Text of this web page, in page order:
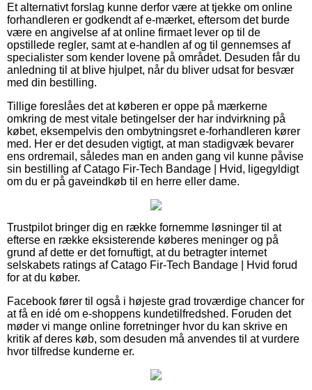
Et alternativt forslag kunne derfor være at tjekke om online
forhandleren er godkendt af e-mærket, eftersom det burde
være en angivelse af at online firmaet lever op til de
opstillede regler, samt at e-handlen af og til gennemses af
specialister som kender lovene på området. Desuden får du
anledning til at blive hjulpet, når du bliver udsat for besvær
med din bestilling.
Tillige foreslåes det at køberen er oppe på mærkerne
omkring de mest vitale betingelser der har indvirkning på
købet, eksempelvis den ombytningsret e-forhandleren kører
med. Her er det desuden vigtigt, at man stadigvæk bevarer
ens ordremail, således man en anden gang vil kunne påvise
sin bestilling af Catago Fir-Tech Bandage | Hvid, ligegyldigt
om du er på gaveindkøb til en herre eller dame.
Trustpilot bringer dig en række fornemme løsninger til at
efterse en række eksisterende køberes meninger og på
grund af dette er det fornuftigt, at du betragter internet
selskabets ratings af Catago Fir-Tech Bandage | Hvid forud
for at du køber.
Facebook fører til også i højeste grad troværdige chancer for
at få en idé om e-shoppens kundetilfredshed. Foruden det
møder vi mange online forretninger hvor du kan skrive en
kritik af deres køb, som desuden må anvendes til at vurdere
hvor tilfredse kunderne er.